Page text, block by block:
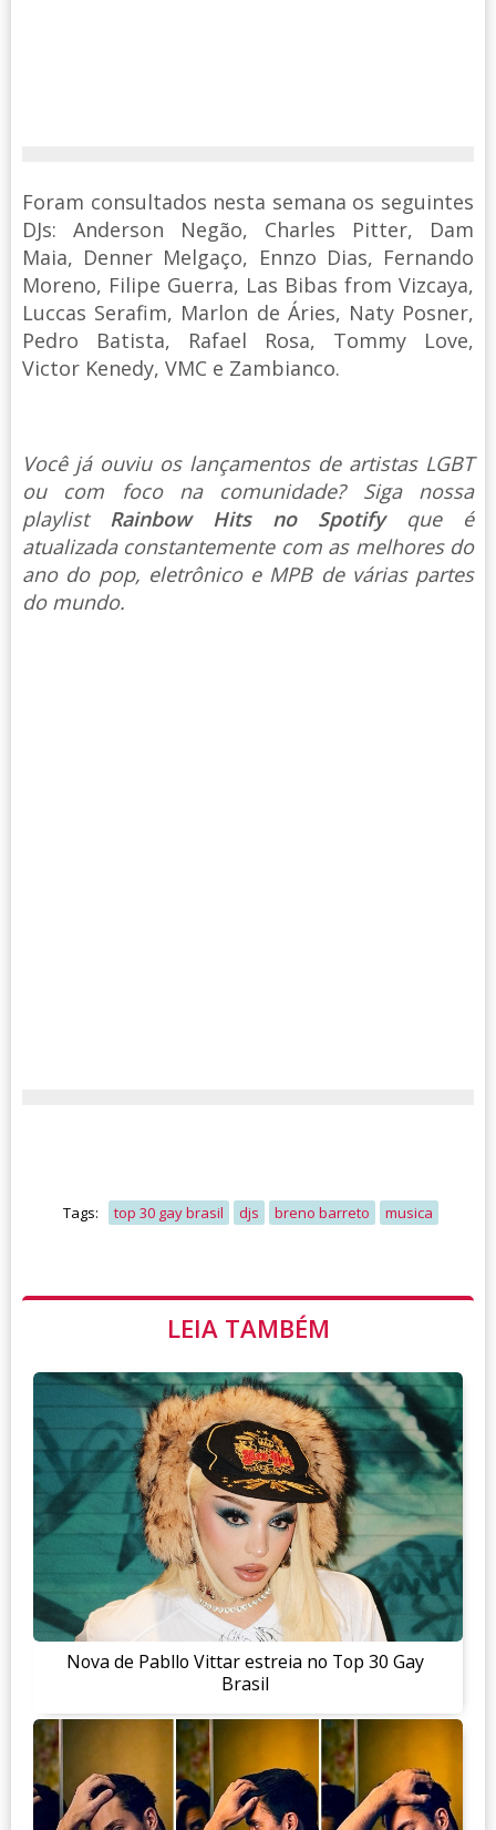
Foram consultados nesta semana os seguintes
DJs: Anderson Negão, Charles Pitter, Dam
Maia, Denner Melgaço, Ennzo Dias, Fernando
Moreno, Filipe Guerra, Las Bibas from Vizcaya,
Luccas Serafim, Marlon de Áries, Naty Posner,
Pedro Batista, Rafael Rosa, Tommy Love,
Victor Kenedy, VMC e Zambianco.
Você já ouviu os lançamentos de artistas LGBT
ou com foco na comunidade? Siga nossa
playlist Rainbow Hits no Spotify que é
atualizada constantemente com as melhores do
ano do pop, eletrônico e MPB de várias partes
do mundo.
Tags: top 30 gay brasil djs breno barreto musica
LEIA TAMBÉM
Nova de Pabllo Vittar estreia no Top 30 Gay
Brasil